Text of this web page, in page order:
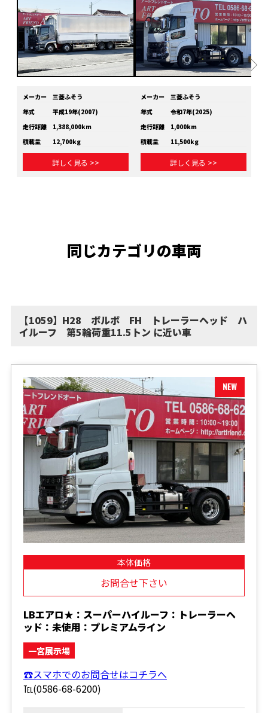
メーカー
三菱ふそう
年式
平成19年(2007)
走行距離
1,388,000km
積載量
12,700kg
詳しく見る >>
メーカー
三菱ふそう
年式
令和7年(2025)
走行距離
1,000km
積載量
11,500kg
詳しく見る >>
同じカテゴリの車両
【1059】H28 ボルボ FH トレーラーヘッド ハ
イルーフ 第5輪荷重11.5トン に近い車
本体価格
お問合せ下さい
LBエアロ★：スーパーハイルーフ：トレーラーヘ
ッド：未使用：プレミアムライン
一宮展示場
☎スマホでのお問合せはコチラへ
℡(0586-68-6200)